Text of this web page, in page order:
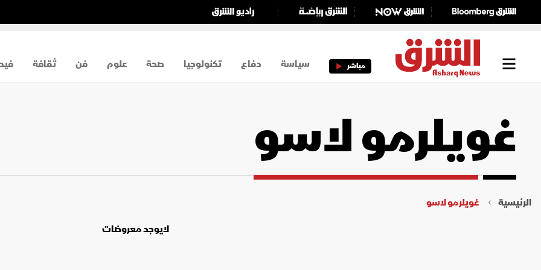
مباشر سياسة دفاع تكنولوجيا صحة علوم فن ثقافة
غويلرمو لاسو
الرئيسية
غويلرمو لاسو
لايوجد معروضات